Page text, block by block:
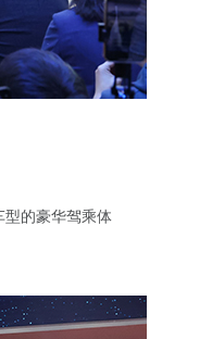
型的豪华驾乘体